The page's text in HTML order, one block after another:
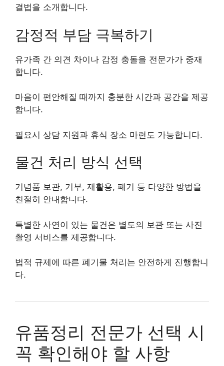
결법을 소개합니다.
감정적 부담 극복하기
유가족 간 의견 차이나 감정 충돌을 전문가가 중재
합니다.
마음이 편안해질 때까지 충분한 시간과 공간을 제공
합니다.
필요시 상담 지원과 휴식 장소 마련도 가능합니다.
물건 처리 방식 선택
기념품 보관, 기부, 재활용, 폐기 등 다양한 방법을
친절히 안내합니다.
특별한 사연이 있는 물건은 별도의 보관 또는 사진
촬영 서비스를 제공합니다.
법적 규제에 따른 폐기물 처리는 안전하게 진행합니
다.
유품정리 전문가 선택 시
꼭 확인해야 할 사항